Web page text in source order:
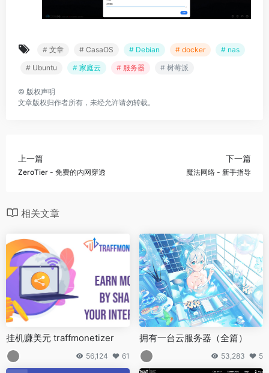
# 文章 # CasaOS # Debian # docker
# nas
# Ubuntu
# 家庭云 # 服务器 # 树莓派
© 版权声明
文章版权归作者所有，未经允许请勿转载。
上一篇
ZeroTier - 免费的内网穿透
下一篇
魔法网络 - 新手指导
相关文章
挂机赚美元 traffmonetizer
56,124 61
拥有一台云服务器（全篇）
53,283 5